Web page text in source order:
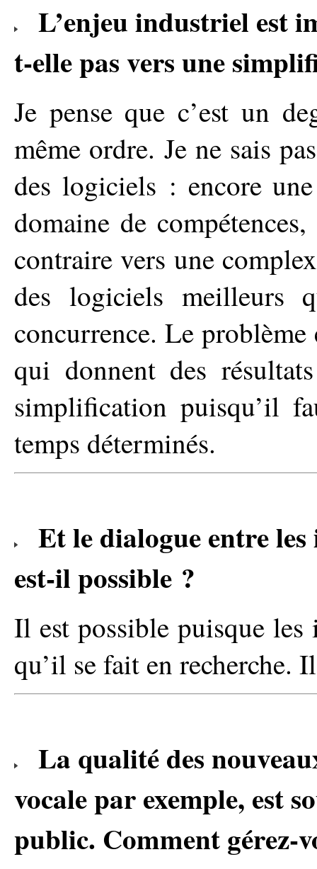
L’enjeu industriel est
t-elle pas vers une
Je pense que c’est un
même ordre. Je ne sais
des logiciels : encore
domaine de
contraire vers une
des logiciels meilleurs
concurrence. Le problème
qui donnent des
simplification puisqu’il
temps déterminés.
Et le dialogue entre
est-il possible ?
Il est possible puisque
qu’il se fait en recherche.
La qualité des
vocale par exemple, est
public. Comment gérez-